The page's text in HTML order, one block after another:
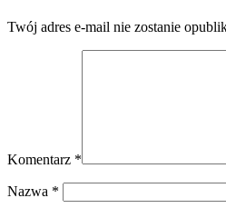
Twój adres e-mail nie zostanie
Komentarz *
Nazwa *